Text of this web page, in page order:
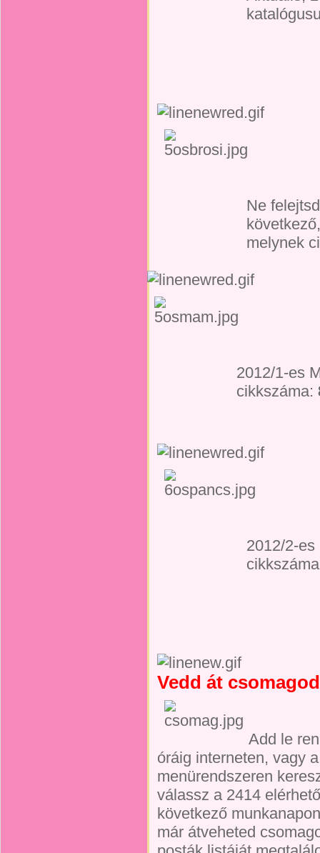
Ne
melynek
2012/1-es
cikkszáma:
2012/2-es
Vedd át
Add le
óráig interneten, vagy
menürendszeren
válassz a 2414
következő
már átveheted